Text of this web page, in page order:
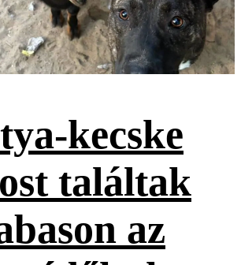
kecske
találtak
az